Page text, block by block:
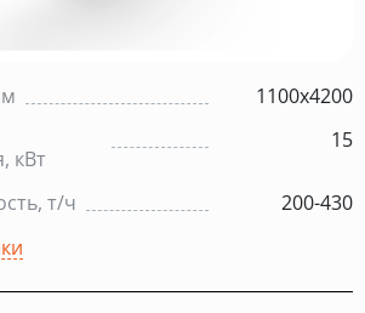
1100х4200
кВт
15
т/ч
200-430